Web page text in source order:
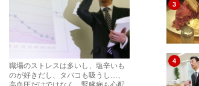
職場のストレスは多いし、塩辛いも
のが好きだし、タバコも吸うし…、
3
4